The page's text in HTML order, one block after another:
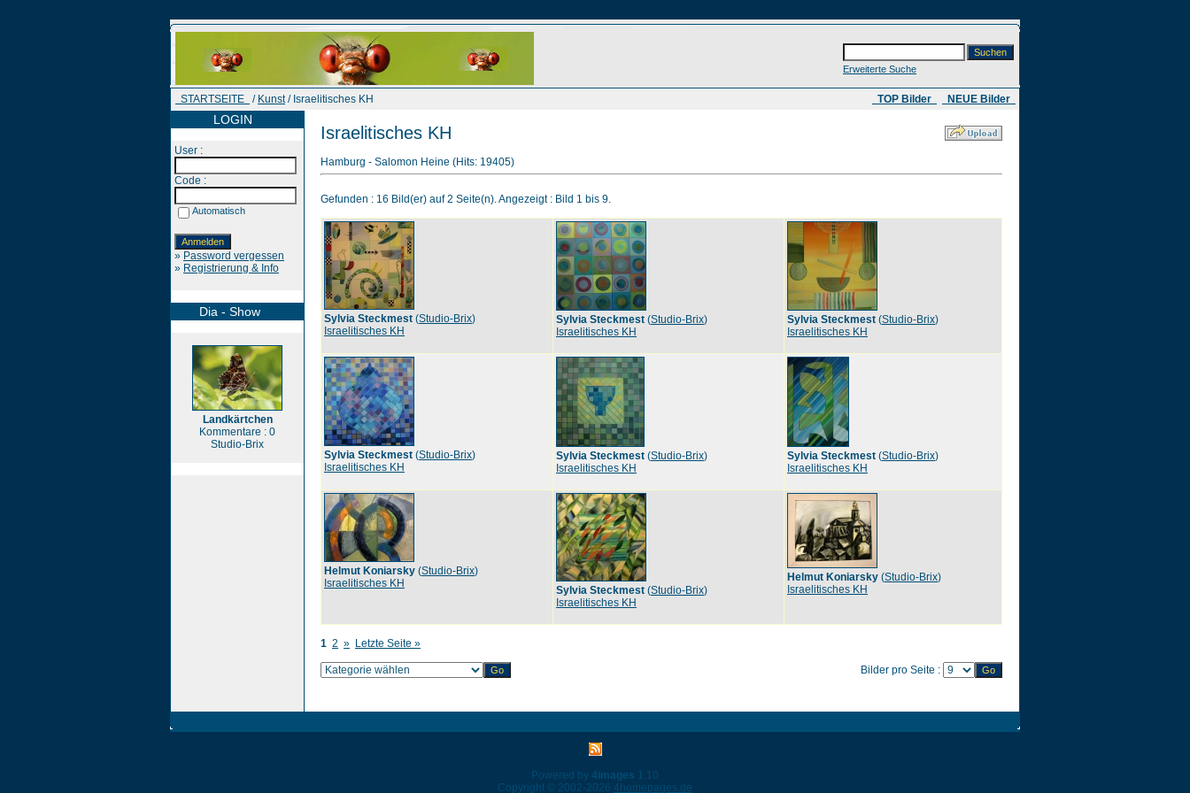
Erweiterte Suche
STARTSEITE / Kunst/ Israelitisches KH ​ TOP Bilder NEUE Bilder
LOGIN
User :
Code :
Automatisch
» Password vergessen
» Registrierung & Info
Dia - Show
Landkärtchen
Kommentare : 0
Studio-Brix
Israelitisches KH
Hamburg - Salomon Heine (Hits: 19405)
Gefunden : 16 Bild(er) auf 2 Seite(n). Angezeigt : Bild 1 bis 9.
Sylvia Steckmest (Studio-Brix)
Israelitisches KH
Sylvia Steckmest (Studio-Brix)
Israelitisches KH
Sylvia Steckmest (Studio-Brix)
Israelitisches KH
Sylvia Steckmest (Studio-Brix)
Israelitisches KH
Sylvia Steckmest (Studio-Brix)
Israelitisches KH
Sylvia Steckmest (Studio-Brix)
Israelitisches KH
Helmut Koniarsky (Studio-Brix)
Israelitisches KH
Sylvia Steckmest (Studio-Brix)
Israelitisches KH
Helmut Koniarsky (Studio-Brix)
Israelitisches KH
1 2 » Letzte Seite »
Bilder pro Seite :
Powered by 4images 1.10
Copyright © 2002-2026 4homepages.de